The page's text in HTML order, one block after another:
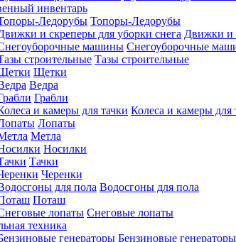
инвентарь
Топоры-Ледорубы
Движки и
Снегоуборочные
Тазы строительные
Щетки
Ведра
Грабли
Колеса и камеры для
Лопаты
Метла
Носилки
Тачки
Черенки
Водосгоны для пола
Поташ
Снеговые лопаты
техника
Бензиновые генераторы